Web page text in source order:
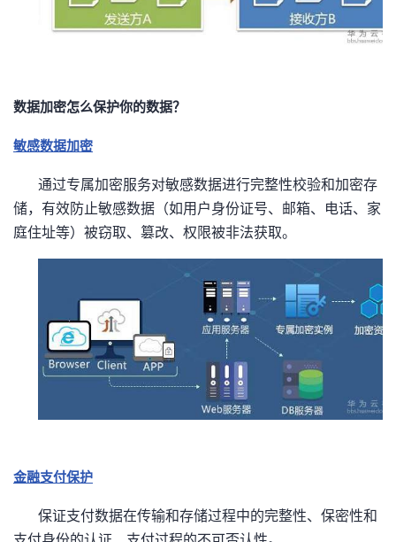
数据加密怎么保护你的数据？
敏感数据加密
通过专属加密服务对敏感数据进行完整性校验和加密存
储，有效防止敏感数据（如用户身份证号、邮箱、电话、家
庭住址等）被窃取、篡改、权限被非法获取。
金融支付保护
保证支付数据在传输和存储过程中的完整性、保密性和